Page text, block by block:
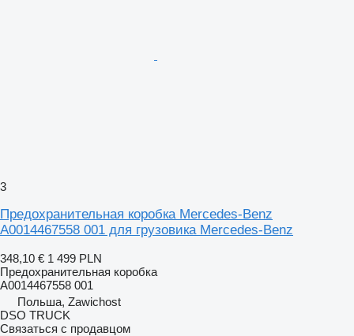
3
Предохранительная коробка Mercedes-Benz
A0014467558 001 для грузовика Mercedes-Benz
348,10 € 1 499 PLN
Предохранительная коробка
A0014467558 001
Польша, Zawichost
DSO TRUCK
Связаться с продавцом